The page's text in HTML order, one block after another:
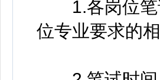
1.各岗位笔
位专业要求的